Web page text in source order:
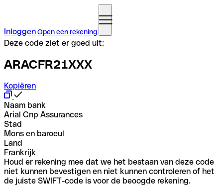
InloggenOpen een rekening
Deze code ziet er goed uit:
ARACFR21XXX
Kopiëren
Naam bank
Arial Cnp Assurances
Stad
Mons en baroeul
Land
Frankrijk
Houd er rekening mee dat we het bestaan van deze code
niet kunnen bevestigen en niet kunnen controleren of het
de juiste SWIFT-code is voor de beoogde rekening.